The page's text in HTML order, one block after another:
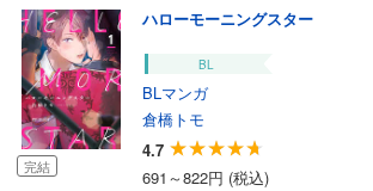
完結
ハローモーニングスター
BL
BLマンガ
倉橋トモ
4.7
691～822円 (税込)